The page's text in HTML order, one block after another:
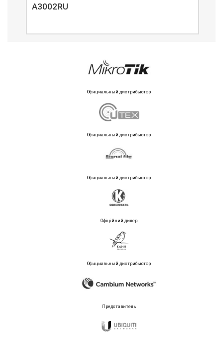
A3002RU
Официальный дистрибьютор
Официальный дистрибьютор
Официальный дистрибьютор
Офіційний дилер
Официальный дистрибьютор
Представитель